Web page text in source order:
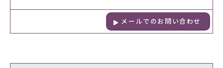
メールでのお問い合わせ